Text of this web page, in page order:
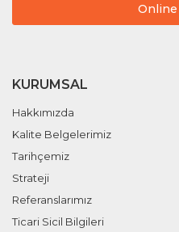
Online
KURUMSAL
Hakkımızda
Kalite Belgelerimiz
Tarihçemiz
Strateji
Referanslarımız
Ticari Sicil Bilgileri